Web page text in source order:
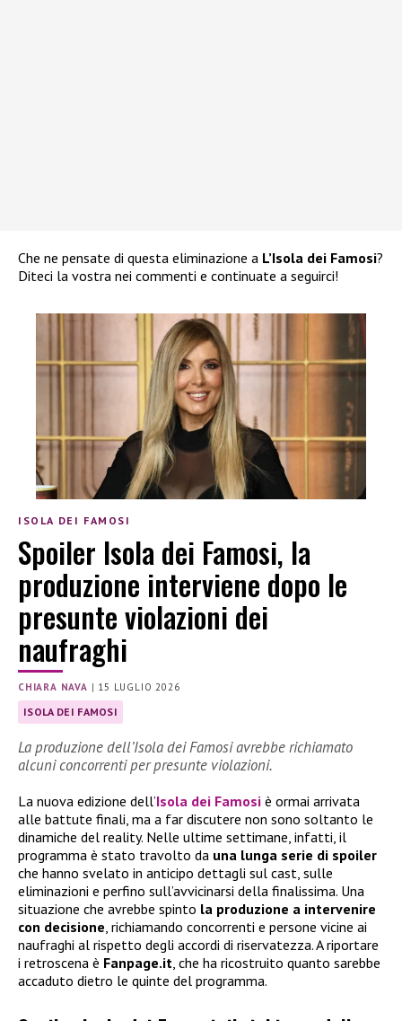
Che ne pensate di questa eliminazione a L’Isola dei Famosi?
Diteci la vostra nei commenti e continuate a seguirci!
ISOLA DEI FAMOSI
Spoiler Isola dei Famosi, la
produzione interviene dopo le
presunte violazioni dei
naufraghi
CHIARA NAVA | 15 LUGLIO 2026
ISOLA DEI FAMOSI
La produzione dell’Isola dei Famosi avrebbe richiamato
alcuni concorrenti per presunte violazioni.
La nuova edizione dell’Isola dei Famosi è ormai arrivata
alle battute finali, ma a far discutere non sono soltanto le
dinamiche del reality. Nelle ultime settimane, infatti, il
programma è stato travolto da una lunga serie di spoiler
che hanno svelato in anticipo dettagli sul cast, sulle
eliminazioni e perfino sull’avvicinarsi della finalissima. Una
situazione che avrebbe spinto la produzione a intervenire
con decisione, richiamando concorrenti e persone vicine ai
naufraghi al rispetto degli accordi di riservatezza. A riportare
i retroscena è Fanpage.it, che ha ricostruito quanto sarebbe
accaduto dietro le quinte del programma.